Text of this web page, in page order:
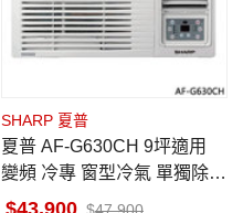
SHARP 夏普
夏普 AF-G630CH 9坪適用
變頻 冷專 窗型冷氣 單獨除濕
一級省電 基本安裝
43,900